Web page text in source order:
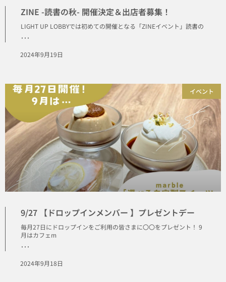
ZINE -読書の秋- 開催決定＆出店者募集！
LIGHT UP LOBBYでは初めての開催となる「ZINEイベント」読書の
･･･
2024年9月19日
イベント
9/27 【ドロップインメンバー 】プレゼントデー
毎月27日にドロップインをご利用の皆さまに〇〇をプレゼント！ 9
月はカフェm
･･･
2024年9月18日